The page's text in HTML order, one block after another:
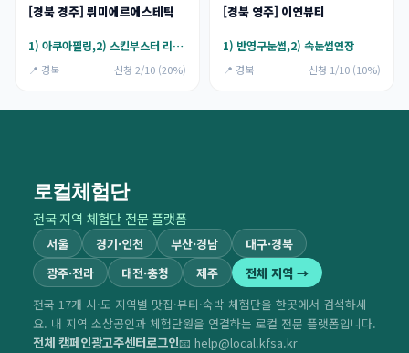
[경북 경주] 뤼미에르에스테틱
1) 아쿠아필링,2) 스킨부스터 리프팅 히알펜<이중턱>
📍 경북 신청 2/10 (20%)
[경북 영주] 이연뷰티
1) 반영구눈썹,2) 속눈썹연장
📍 경북 신청 1/10 (10%)
로컬체험단
전국 지역 체험단 전문 플랫폼
서울 경기·인천 부산·경남
대구·경북
광주·전라
대전·충청 제주
전체 지역 →
전국 17개 시·도 지역별 맛집·뷰티·숙박 체험단을 한곳에서 검색하세
요. 내 지역 소상공인과 체험단원을 연결하는 로컬 전문 플랫폼입니다.
전체 캠페인광고주센터로그인📧 help@local.kfsa.kr